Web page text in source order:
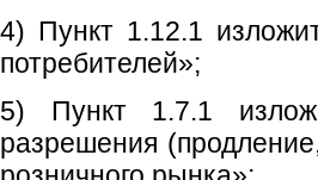
4) Пункт 1.12.1
потребителей»;
5) Пункт 1.7.1
разрешения